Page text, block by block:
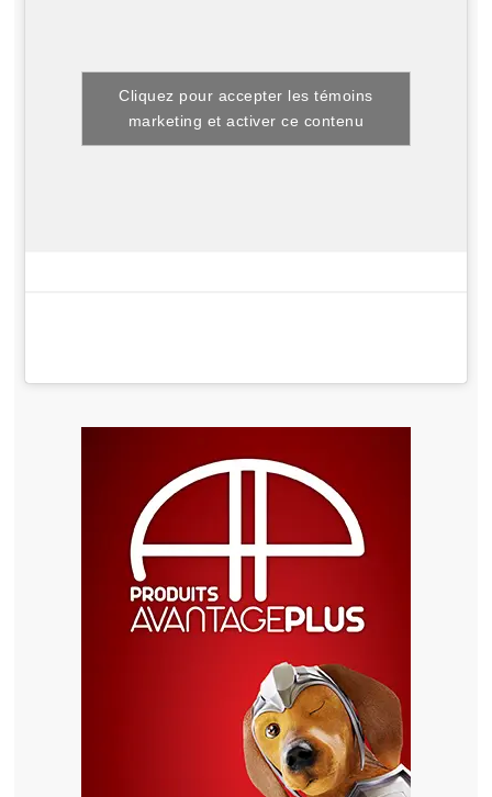
Cliquez pour accepter les témoins
marketing et activer ce contenu